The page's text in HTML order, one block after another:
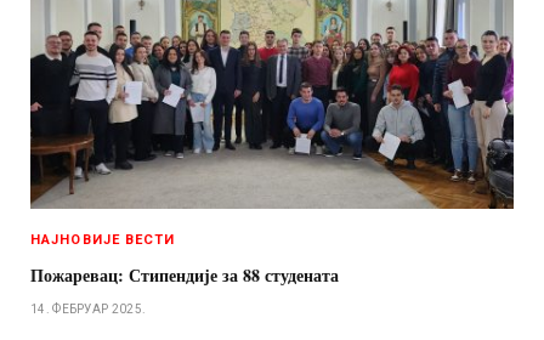
НАЈНОВИЈЕ ВЕСТИ
Пожаревац: Стипендије за 88 студената
14. ФЕБРУАР 2025.